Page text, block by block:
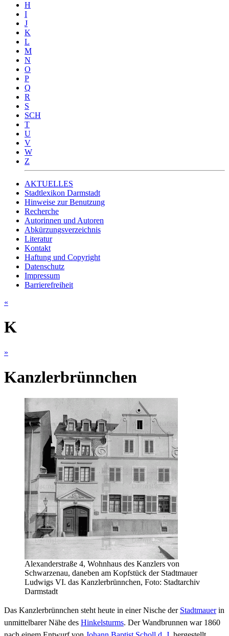
H
I
J
K
L
M
N
O
P
Q
R
S
SCH
T
U
V
W
Z
AKTUELLES
Stadtlexikon Darmstadt
Hinweise zur Benutzung
Recherche
Autorinnen und Autoren
Abkürzungsverzeichnis
Literatur
Kontakt
Haftung und Copyright
Datenschutz
Impressum
Barrierefreiheit
«
K
»
Kanzlerbrünnchen
Alexanderstraße 4, Wohnhaus des Kanzlers von
Schwarzenau, daneben am Kopfstück der Stadtmauer
Ludwigs VI. das Kanzlerbrünnchen, Foto: Stadtarchiv
Darmstadt
Das Kanzlerbrünnchen steht heute in einer Nische der Stadtmauerin
unmittelbarer Nähe des Hinkelsturms. Der Wandbrunnen war 1860